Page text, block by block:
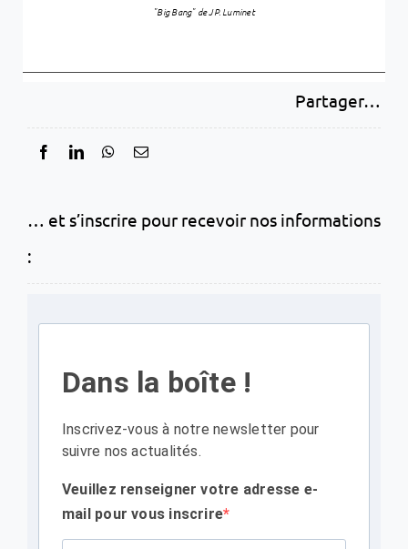
"Big Bang" de JP. Luminet
Partager…
… et s’inscrire pour recevoir nos informations
:
Dans la boîte !
Inscrivez-vous à notre newsletter pour
suivre nos actualités.
Veuillez renseigner votre adresse e-
mail pour vous inscrire